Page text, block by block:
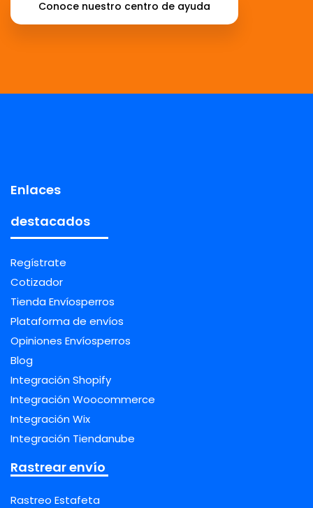
Conoce nuestro centro de ayuda
Enlaces
destacados
Regístrate
Cotizador
Tienda Envíosperros
Plataforma de envíos
Opiniones Envíosperros
Blog
Integración Shopify
Integración Woocommerce
Integración Wix
Integración Tiendanube
Rastrear envío
Rastreo Estafeta